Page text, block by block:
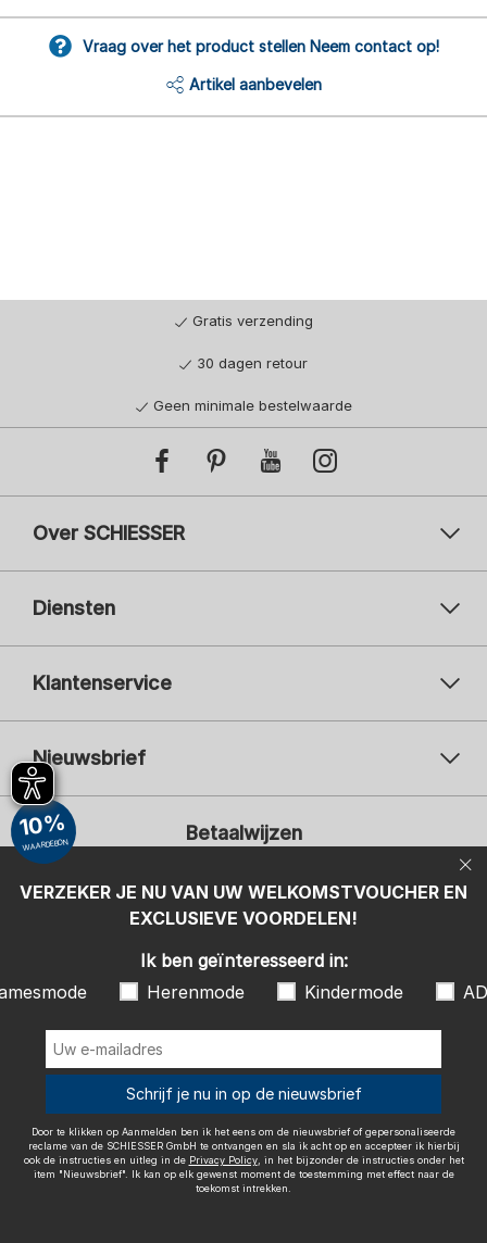
Vraag over het product stellen Neem contact op!
Artikel aanbevelen
Gratis verzending
30 dagen retour
Geen minimale bestelwaarde
Over SCHIESSER
Diensten
Klantenservice
Nieuwsbrief
Uw e-mailadres
Ik ben geïnteresseerd in:
Damesmode
Herenmode
Kindermode
Door te klikken op Aanmelden ben ik het eens om de nieuwsbrief of
gepersonaliseerde reclame van de SCHIESSER GmbH te ontvangen en
"Nieuwsbrief". Ik kan op elk gewenst moment de toestemming met
effect naar de toekomst intrekken.
Betaalwijzen
Wij bezorgen met
Colofon Algemene voorwaarden
Herroepingsrecht
VERZEKER JE NU VAN UW WELKOMSTVOUCHER EN
EXCLUSIEVE VOORDELEN!
10%
WAARDEBON
Ik ben geïnteresseerd in:
Herenmode Kindermode
Schrijf je nu in op de nieuwsbrief
Door te klikken op Aanmelden ben ik het eens om de nieuwsbrief of gepersonaliseerde
reclame van de SCHIESSER GmbH te ontvangen en sla ik acht op en accepteer ik hierbij
ook de instructies en uitleg in de Privacy Policy, in het bijzonder de instructies onder het
item "Nieuwsbrief". Ik kan op elk gewenst moment de toestemming met effect naar de
toekomst intrekken.